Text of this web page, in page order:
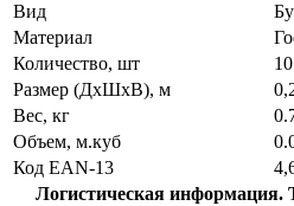
Вид
Материал
Количество, шт
10
Размер (ДхШхВ), м
Вес, кг
Объем, м.куб
Код EAN-13
Логистическая информация.